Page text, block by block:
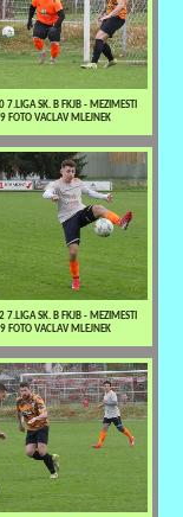
7.LIGA SK. B FKJB - MEZIMESTI
FOTO VACLAV MLEJNEK
7.LIGA SK. B FKJB - MEZIMESTI
FOTO VACLAV MLEJNEK